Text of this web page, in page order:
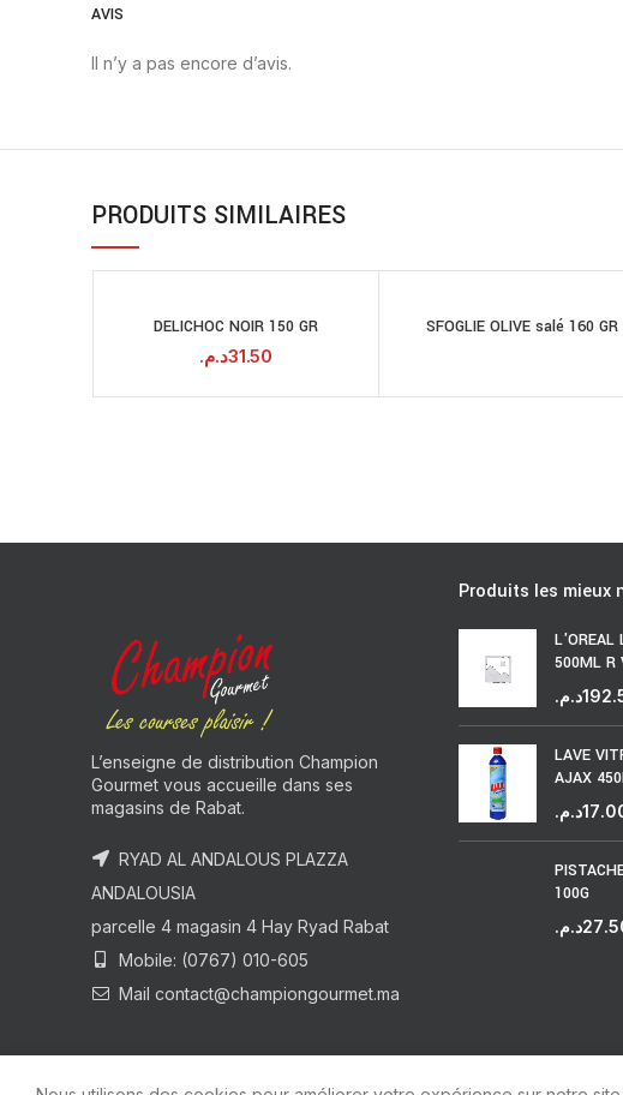
AVIS
Il n’y a pas encore d’avis.
PRODUITS SIMILAIRES
AJOUTER AU
PANIER
DELICHOC NOIR 150 GR
31.50د.م.
LIRE LA SUITE
SFOGLIE OLIVE salé 160 GR
L’enseigne de distribution Champion
Gourmet vous accueille dans ses
magasins de Rabat.
RYAD AL ANDALOUS PLAZZA
ANDALOUSIA
parcelle 4 magasin 4 Hay Ryad Rabat
Mobile: (0767) 010-605
Mail contact@championgourmet.ma
Produits les mieux
L'OREAL
500ML R
د.م.
LAVE
AJAX
د.م.
100G
د.م.